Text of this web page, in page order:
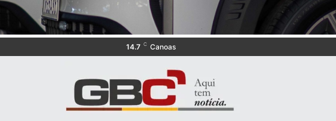
14.7 C Canoas